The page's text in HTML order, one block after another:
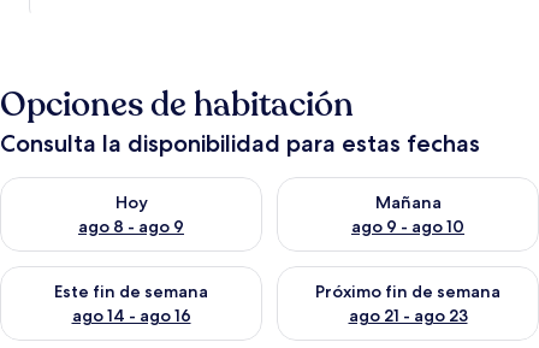
Opciones de habitación
Consulta la disponibilidad para estas fechas
Hoy
ago 8 - ago 9
Consulta la disponibilidad para hoy ago 8 - ago 9
Mañana
ago 9 - ago 10
Consulta la disponibilidad
Este fin de semana
ago 14 - ago 16
Consulta la disponibilidad para este fin de semana ago 14 -
Próximo fin de semana
ago 21 - ago 23
Consulta la disponibilidad